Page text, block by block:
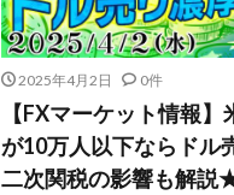
2025年4月2日 0件
【FXマーケット情報
が10万人以下ならドル
二次関税の影響も解説